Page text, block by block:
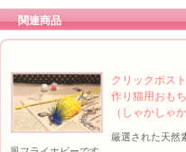
関連商品
クリックポス
作り猫用おも
（しゃかしゃか
厳選された天然